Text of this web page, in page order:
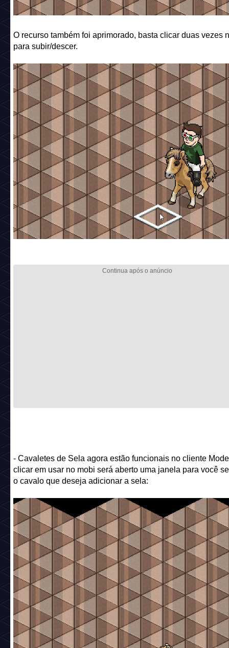
O recurso também foi aprimorado, basta clicar duas vezes
para subir/descer.
- Cavaletes de Sela agora estão funcionais no cliente
clicar em usar no mobi será aberto uma janela para você
o cavalo que deseja adicionar a sela: